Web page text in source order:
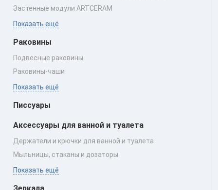
Застенные модули ARTCERAM
Показать ещё
Раковины
Подвесные раковины
Раковины‑чаши
Показать ещё
Писсуары
Аксессуары для ванной и туалета
Держатели и крючки для ванной и туалета
Мыльницы, стаканы и дозаторы
Показать ещё